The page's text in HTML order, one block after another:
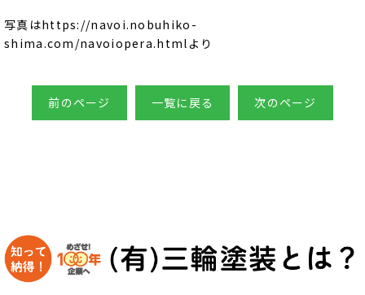
写真はhttps://navoi.nobuhiko-
shima.com/navoiopera.htmlより
前のページ 一覧に戻る 次のページ